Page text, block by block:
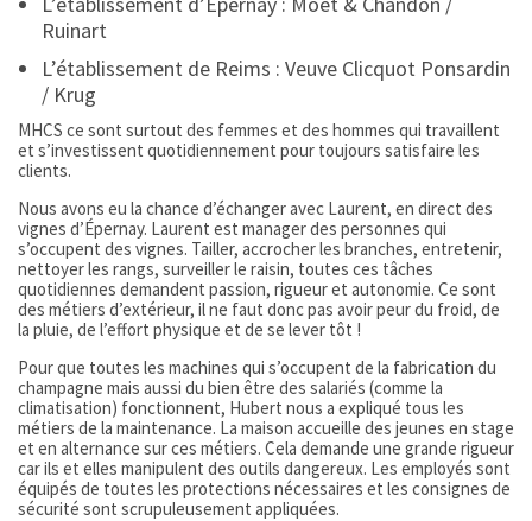
Ruinart
L’établissement de Reims : Veuve Clicquot Ponsardin
/ Krug
MHCS ce sont surtout des femmes et des hommes qui travaillent
et s’investissent quotidiennement pour toujours satisfaire les
clients.
Nous avons eu la chance d’échanger avec Laurent, en direct des
vignes d’Épernay. Laurent est manager des personnes qui
s’occupent des vignes. Tailler, accrocher les branches, entretenir,
nettoyer les rangs, surveiller le raisin, toutes ces tâches
quotidiennes demandent passion, rigueur et autonomie. Ce sont
des métiers d’extérieur, il ne faut donc pas avoir peur du froid, de
la pluie, de l’effort physique et de se lever tôt !
Pour que toutes les machines qui s’occupent de la fabrication du
champagne mais aussi du bien être des salariés (comme la
climatisation) fonctionnent, Hubert nous a expliqué tous les
métiers de la maintenance. La maison accueille des jeunes en stage
et en alternance sur ces métiers. Cela demande une grande rigueur
car ils et elles manipulent des outils dangereux. Les employés sont
équipés de toutes les protections nécessaires et les consignes de
sécurité sont scrupuleusement appliquées.